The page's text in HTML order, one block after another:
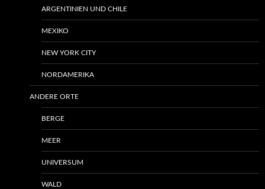
ARGENTINIEN UND CHILE
MEXIKO
NEW YORK CITY
NORDAMERIKA
ANDERE ORTE
BERGE
MEER
UNIVERSUM
WALD